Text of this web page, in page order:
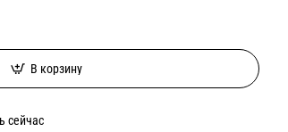
В корзину
сейчас